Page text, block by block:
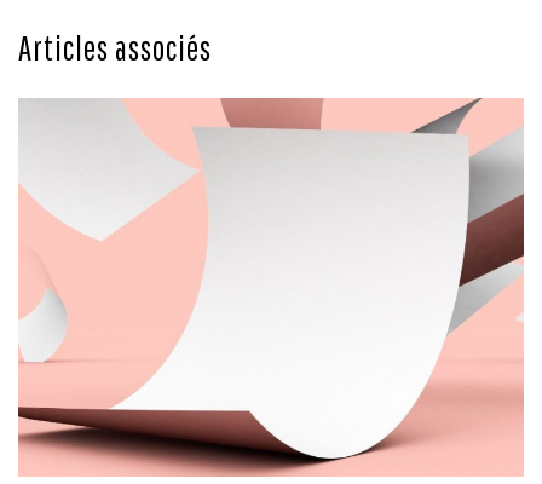
Articles associés